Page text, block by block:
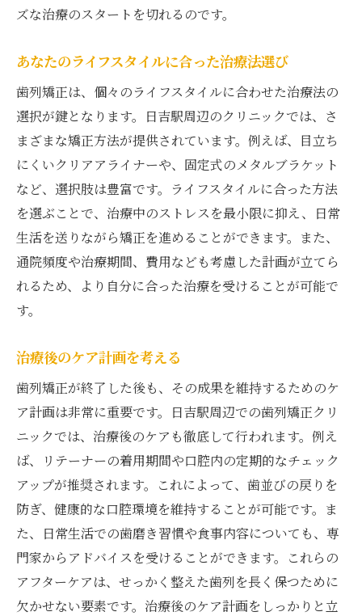
ズな治療のスタートを切れるのです。
あなたのライフスタイルに合った治療法選び
歯列矯正は、個々のライフスタイルに合わせた治療法の
選択が鍵となります。日吉駅周辺のクリニックでは、さ
まざまな矯正方法が提供されています。例えば、目立ち
にくいクリアアライナーや、固定式のメタルブラケット
など、選択肢は豊富です。ライフスタイルに合った方法
を選ぶことで、治療中のストレスを最小限に抑え、日常
生活を送りながら矯正を進めることができます。また、
通院頻度や治療期間、費用なども考慮した計画が立てら
れるため、より自分に合った治療を受けることが可能で
す。
治療後のケア計画を考える
歯列矯正が終了した後も、その成果を維持するためのケ
ア計画は非常に重要です。日吉駅周辺での歯列矯正クリ
ニックでは、治療後のケアも徹底して行われます。例え
ば、リテーナーの着用期間や口腔内の定期的なチェック
アップが推奨されます。これによって、歯並びの戻りを
防ぎ、健康的な口腔環境を維持することが可能です。ま
た、日常生活での歯磨き習慣や食事内容についても、専
門家からアドバイスを受けることができます。これらの
アフターケアは、せっかく整えた歯列を長く保つために
欠かせない要素です。治療後のケア計画をしっかりと立